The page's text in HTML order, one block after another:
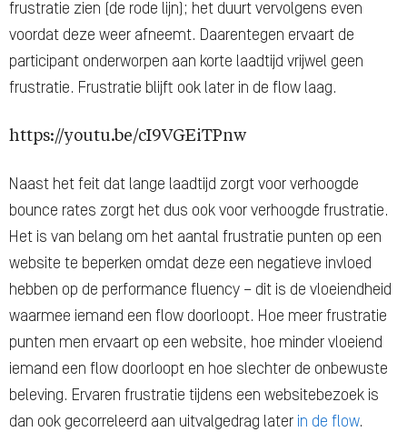
frustratie zien (de rode lijn); het duurt vervolgens even
voordat deze weer afneemt. Daarentegen ervaart de
participant onderworpen aan korte laadtijd vrijwel geen
frustratie. Frustratie blijft ook later in de flow laag.
https://youtu.be/cI9VGEiTPnw
Naast het feit dat lange laadtijd zorgt voor verhoogde
bounce rates zorgt het dus ook voor verhoogde frustratie.
Het is van belang om het aantal frustratie punten op een
website te beperken omdat deze een negatieve invloed
hebben op de performance fluency – dit is de vloeiendheid
waarmee iemand een flow doorloopt. Hoe meer frustratie
punten men ervaart op een website, hoe minder vloeiend
iemand een flow doorloopt en hoe slechter de onbewuste
beleving. Ervaren frustratie tijdens een websitebezoek is
dan ook gecorreleerd aan uitvalgedrag later in de flow.